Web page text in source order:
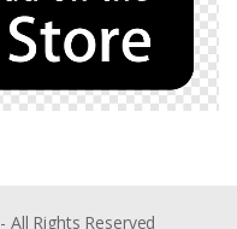
- All Rights Reserved